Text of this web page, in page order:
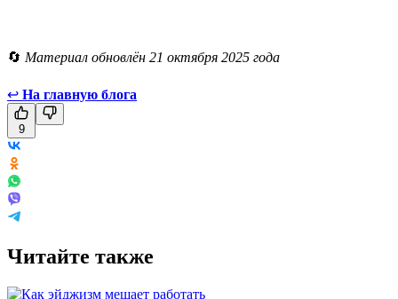
🔄 Материал обновлён 21 октября 2025 года
↩ На главную блога
9
Читайте также